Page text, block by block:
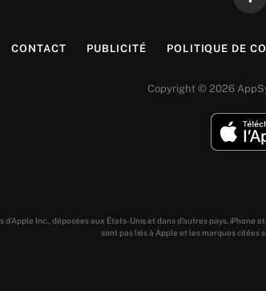
CONTACT PUBLICITÉ POLITIQUE DE
Copyright © 2026
Inc., déposées aux États-Unis et dans d’autres pays.
sont pas liés à Apple et les marques citées